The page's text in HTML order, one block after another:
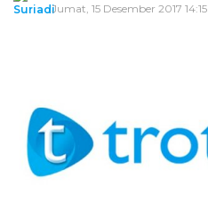
Jumat, 15 Desember 2017 14:15